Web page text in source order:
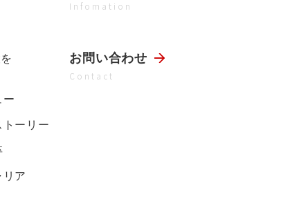
ー
ーリー
ア
Infomation
お問い合わせ
Contact